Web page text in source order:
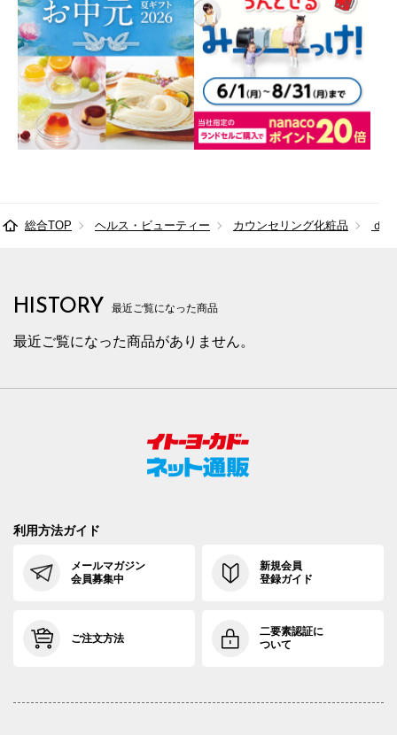
総合TOP ヘルス・ビューティー カウンセリング化粧品 ｄ
HISTORY 最近ご覧になった商品
最近ご覧になった商品がありません。
利用方法ガイド
メールマガジン
会員募集中
新規会員
登録ガイド
ご注文方法
二要素認証に
ついて